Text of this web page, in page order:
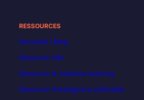
RESSOURCES
Decoded | Blog
Découvrir n8n
Découvrir le machine learning
Découvrir l’intelligence artificielle